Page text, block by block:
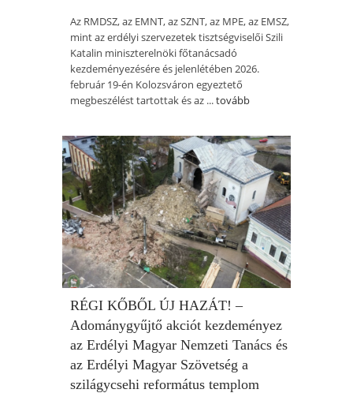
Az RMDSZ, az EMNT, az SZNT, az MPE, az EMSZ,
mint az erdélyi szervezetek tisztségviselői Szili
Katalin miniszterelnöki főtanácsadó
kezdeményezésére és jelenlétében 2026.
február 19-én Kolozsváron egyeztető
megbeszélést tartottak és az ...tovább
RÉGI KŐBŐL ÚJ HAZÁT! –
Adománygyűjtő akciót kezdeményez
az Erdélyi Magyar Nemzeti Tanács és
az Erdélyi Magyar Szövetség a
szilágycsehi református templom